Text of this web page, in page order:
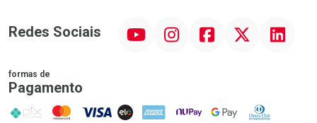
Redes Sociais InstagramFacebookTwitter Linkedin
formas de
Pagamento
PIX MasterCard
VISA ELO AMEX NuPay Google PayDiners Club